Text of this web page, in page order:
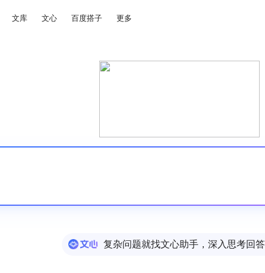
文库 文心 百度搭子 更多
复杂问题就找文心助手，深入思考回